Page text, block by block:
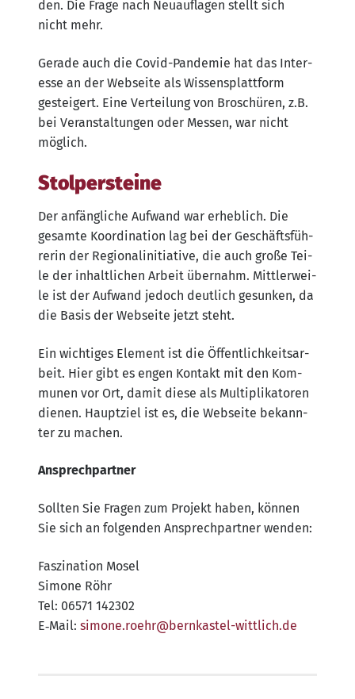
den. Die Fra­ge nach Neu­auf­la­gen stellt sich
nicht mehr.
Gera­de auch die Covid-Pan­de­mie hat das Inter­
es­se an der Web­sei­te als Wis­sens­platt­form
gestei­gert. Eine Ver­tei­lung von Bro­schü­ren, z.B.
bei Ver­an­stal­tun­gen oder Mes­sen, war nicht
möglich.
Stolpersteine
Der anfäng­li­che Auf­wand war erheb­lich. Die
gesam­te Koor­di­na­ti­on lag bei der Geschäfts­füh­
re­rin der Regio­nal­in­itia­ti­ve, die auch gro­ße Tei­
le der inhalt­li­chen Arbeit über­nahm. Mitt­ler­wei­
le ist der Auf­wand jedoch deut­lich gesun­ken, da
die Basis der Web­sei­te jetzt steht.
Ein wich­ti­ges Ele­ment ist die Öffent­lich­keits­ar­
beit. Hier gibt es engen Kon­takt mit den Kom­
mu­nen vor Ort, damit die­se als Mul­ti­pli­ka­to­ren
die­nen. Haupt­ziel ist es, die Web­sei­te bekann­
ter zu machen.
Ansprech­part­ner
Soll­ten Sie Fra­gen zum Pro­jekt haben, kön­nen
Sie sich an fol­gen­den Ansprech­part­ner wenden:
Fas­zi­na­ti­on Mosel
Simo­ne Röhr
Tel: 06571 142302
E‑Mail: simone.​roehr@​bernkastel-​wittlich.​de